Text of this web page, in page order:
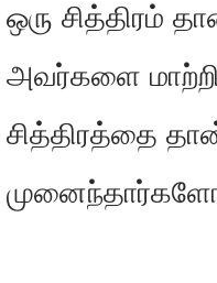
ஒரு சித்திரம்
அவர்களை
சித்திரத்தை